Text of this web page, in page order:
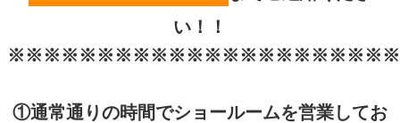
い！！
①通常通りの時間でショールームを営業してお